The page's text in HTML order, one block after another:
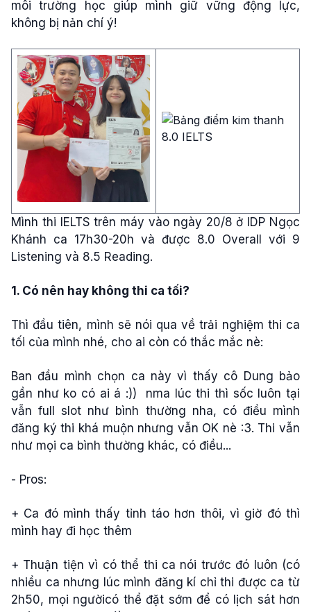
môi trường học giúp mình giữ vững động lực,
không bị nản chí ý!
Mình thi IELTS trên máy vào ngày 20/8 ở IDP Ngọc
Khánh ca 17h30-20h và được 8.0 Overall với 9
Listening và 8.5 Reading.
1. Có nên hay không thi ca tối?
Thì đầu tiên, mình sẽ nói qua về trải nghiệm thi ca
tối của mình nhé, cho ai còn có thắc mắc nè:
Ban đầu mình chọn ca này vì thấy cô Dung bảo
gần như ko có ai á :)) nma lúc thi thì sốc luôn tại
vẫn full slot như bình thường nha, có điều mình
đăng ký thi khá muộn nhưng vẫn OK nè :3. Thi vẫn
như mọi ca bình thường khác, có điều...
- Pros:
+ Ca đó mình thấy tỉnh táo hơn thôi, vì giờ đó thì
mình hay đi học thêm
+ Thuận tiện vì có thể thi ca nói trước đó luôn (có
nhiều ca nhưng lúc mình đăng kí chỉ thi được ca từ
2h50, mọi ngườicó thể đặt sớm để có lịch sát hơn